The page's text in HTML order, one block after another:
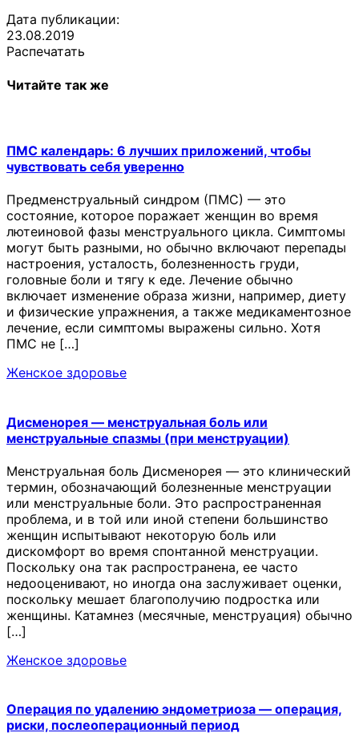
Дата публикации:
23.08.2019
Распечатать
Читайте так же
ПМС календарь: 6 лучших приложений, чтобы
чувствовать себя уверенно
Предменструальный синдром (ПМС) — это
состояние, которое поражает женщин во время
лютеиновой фазы менструального цикла. Симптомы
могут быть разными, но обычно включают перепады
настроения, усталость, болезненность груди,
головные боли и тягу к еде. Лечение обычно
включает изменение образа жизни, например, диету
и физические упражнения, а также медикаментозное
лечение, если симптомы выражены сильно. Хотя
ПМС не […]
Женское здоровье
Дисменорея — менструальная боль или
менструальные спазмы (при менструации)
Менструальная боль Дисменорея — это клинический
термин, обозначающий болезненные менструации
или менструальные боли. Это распространенная
проблема, и в той или иной степени большинство
женщин испытывают некоторую боль или
дискомфорт во время спонтанной менструации.
Поскольку она так распространена, ее часто
недооценивают, но иногда она заслуживает оценки,
поскольку мешает благополучию подростка или
женщины. Катамнез (месячные, менструация) обычно
[…]
Женское здоровье
Операция по удалению эндометриоза — операция,
риски, послеоперационный период